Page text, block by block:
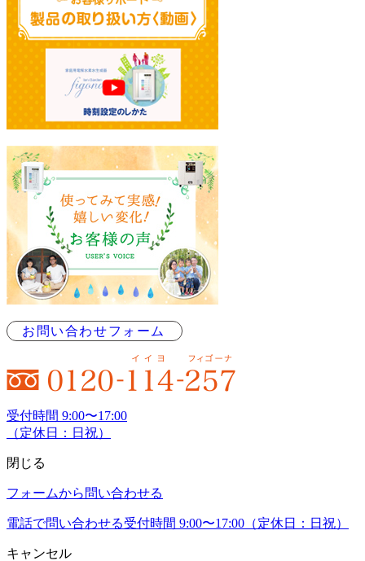
お問い合わせフォーム
受付時間 9:00〜17:00
（定休日：日祝）
閉じる
フォームから問い合わせる
電話で問い合わせる受付時間 9:00〜17:00（定休日：日祝）
キャンセル